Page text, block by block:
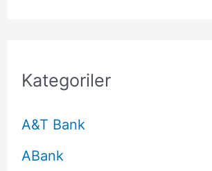
Kategoriler
A&T Bank
ABank